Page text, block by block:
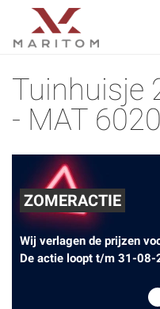
Tuinhuisje
- MAT
ZOMERACTIE
Wij verlagen de prijzen
De actie loopt t/m 31-08-